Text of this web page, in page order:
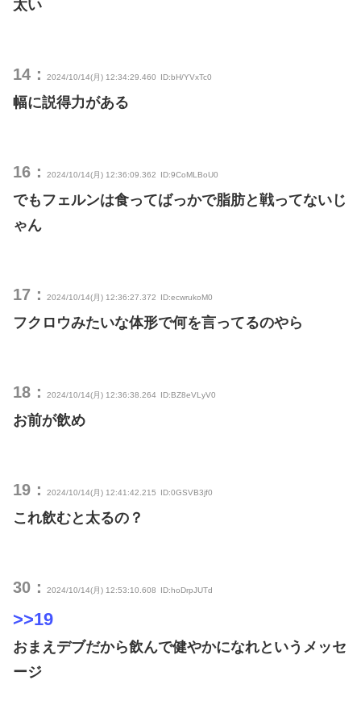
太い
14： 2024/10/14(月) 12:34:29.460 ID:bH/YVxTc0
幅に説得力がある
16： 2024/10/14(月) 12:36:09.362 ID:9CoMLBoU0
でもフェルンは食ってばっかで脂肪と戦ってないじ
ゃん
17： 2024/10/14(月) 12:36:27.372 ID:ecwrukoM0
フクロウみたいな体形で何を言ってるのやら
18： 2024/10/14(月) 12:36:38.264 ID:BZ8eVLyV0
お前が飲め
19： 2024/10/14(月) 12:41:42.215 ID:0GSVB3jf0
これ飲むと太るの？
30： 2024/10/14(月) 12:53:10.608 ID:hoDrpJUTd
>>19
おまえデブだから飲んで健やかになれというメッセ
ージ